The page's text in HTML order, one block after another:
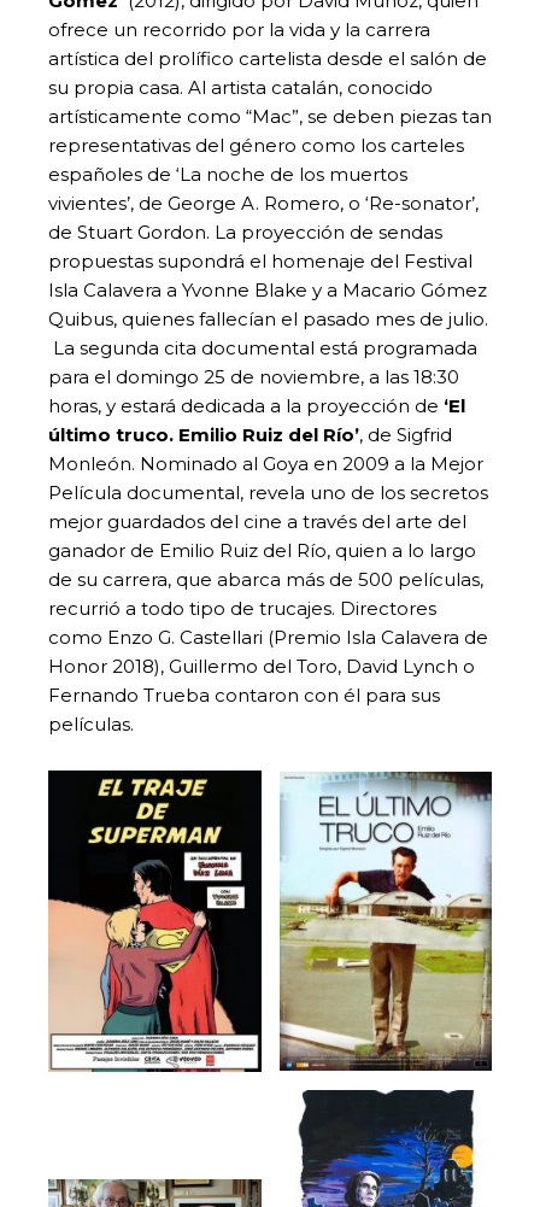
ofrece un recorrido por la vida y la carrera
artística del prolífico cartelista desde el salón de
su propia casa. Al artista catalán, conocido
artísticamente como “Mac”, se deben piezas tan
representativas del género como los carteles
españoles de ‘La noche de los muertos
vivientes’, de George A. Romero, o ‘Re-sonator’,
de Stuart Gordon. La proyección de sendas
propuestas supondrá el homenaje del Festival
Isla Calavera a Yvonne Blake y a Macario Gómez
Quibus, quienes fallecían el pasado mes de julio.
La segunda cita documental está programada
para el domingo 25 de noviembre, a las 18:30
horas, y estará dedicada a la proyección de ‘El
último truco. Emilio Ruiz del Río’, de Sigfrid
Monleón. Nominado al Goya en 2009 a la Mejor
Película documental, revela uno de los secretos
mejor guardados del cine a través del arte del
ganador de Emilio Ruiz del Río, quien a lo largo
de su carrera, que abarca más de 500 películas,
recurrió a todo tipo de trucajes. Directores
como Enzo G. Castellari (Premio Isla Calavera de
Honor 2018), Guillermo del Toro, David Lynch o
Fernando Trueba contaron con él para sus
películas.